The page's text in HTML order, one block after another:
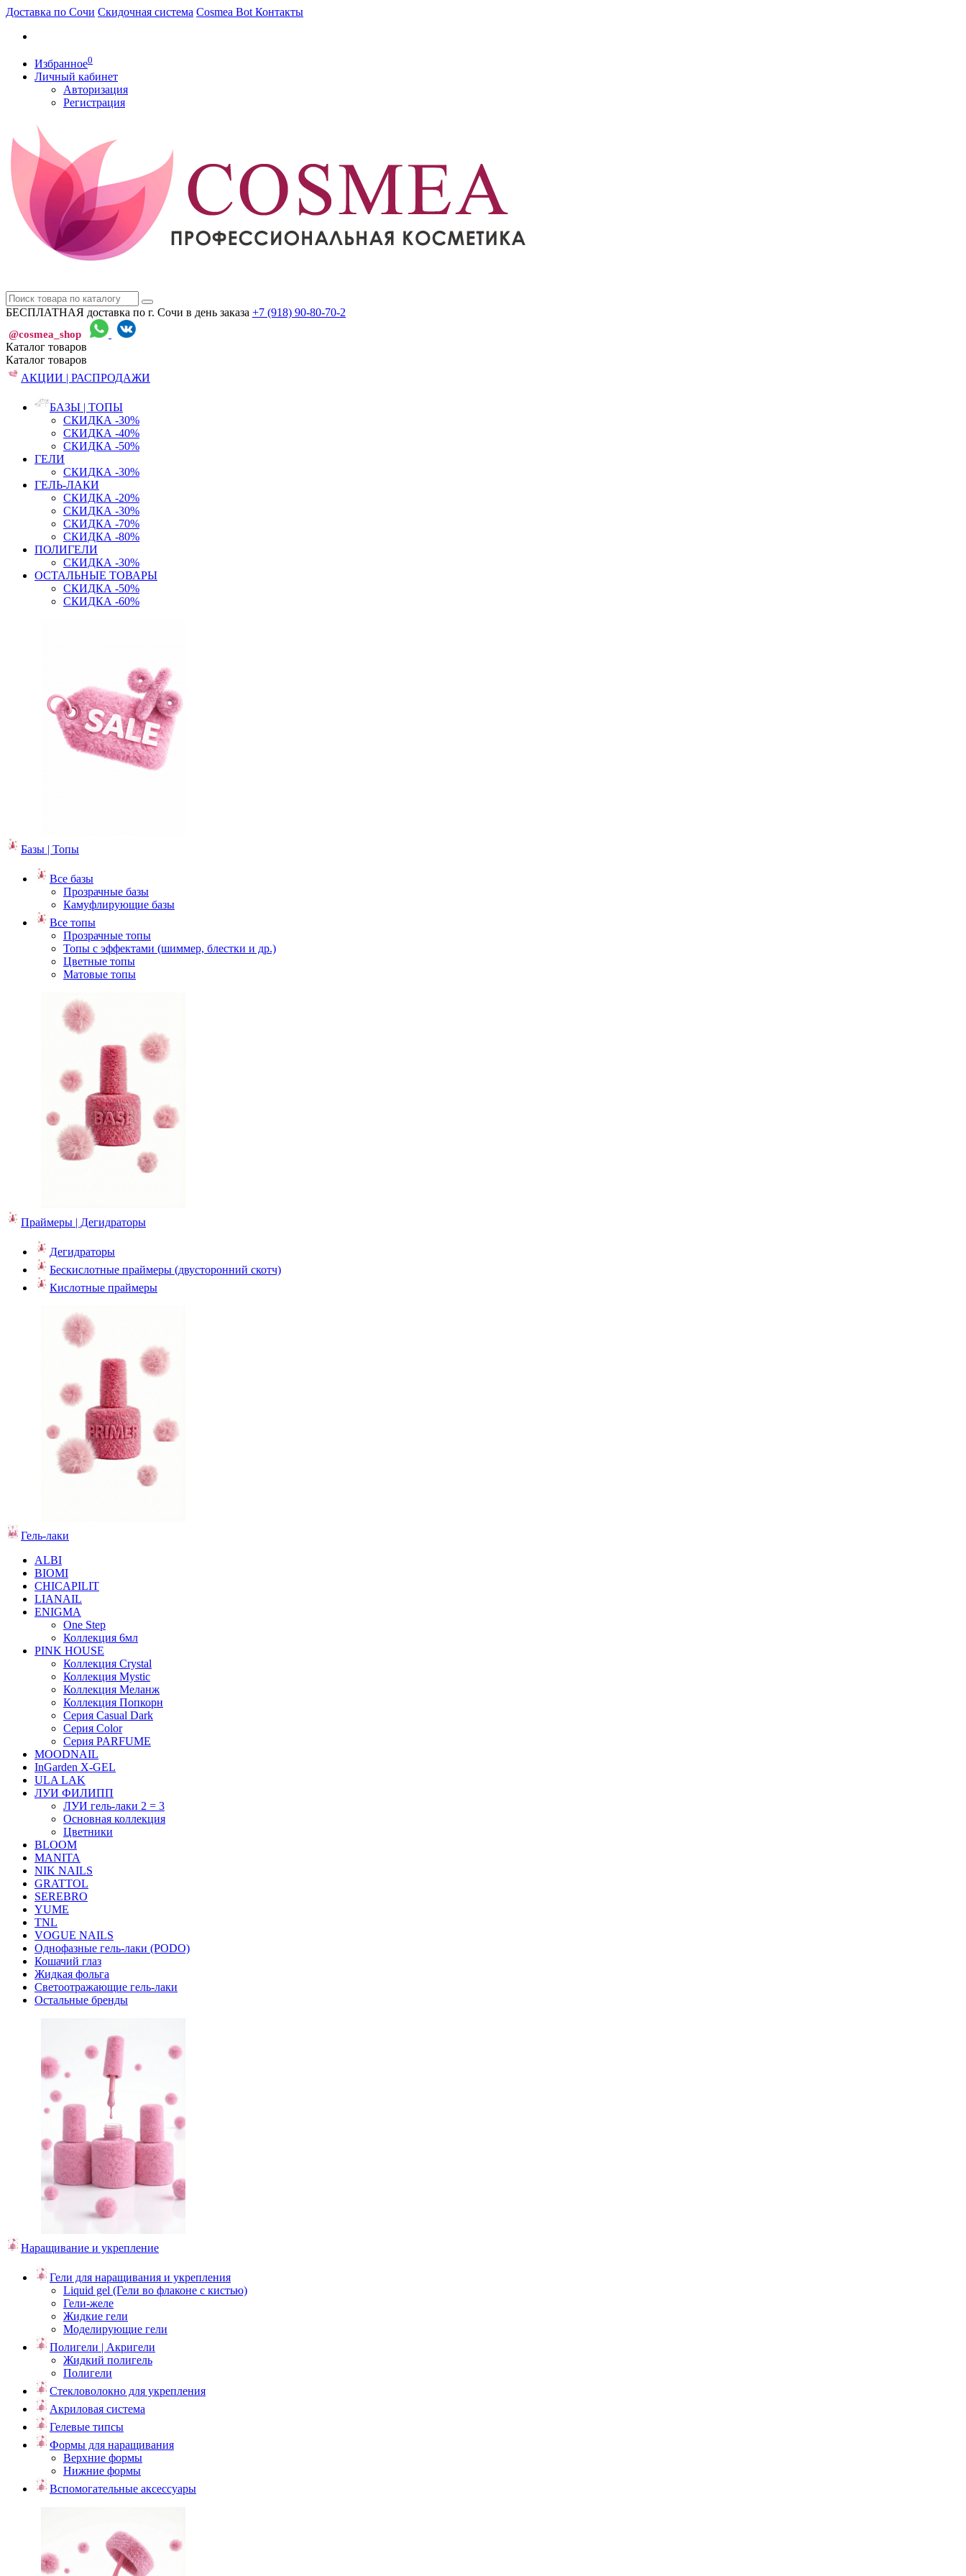
Доставка по Сочи Скидочная система Cosmea Bot Контакты
Избранное0
Личный кабинет
Авторизация
Регистрация
БЕСПЛАТНАЯ доставка по г. Сочи в день заказа +7 (918) 90-80-70-2
@cosmea_shop
Каталог товаров
Каталог товаров
АКЦИИ | РАСПРОДАЖИ
БАЗЫ | ТОПЫ
СКИДКА -30%
СКИДКА -40%
СКИДКА -50%
ГЕЛИ
СКИДКА -30%
ГЕЛЬ-ЛАКИ
СКИДКА -20%
СКИДКА -30%
СКИДКА -70%
СКИДКА -80%
ПОЛИГЕЛИ
СКИДКА -30%
ОСТАЛЬНЫЕ ТОВАРЫ
СКИДКА -50%
СКИДКА -60%
Базы | Топы
Все базы
Прозрачные базы
Камуфлирующие базы
Все топы
Прозрачные топы
Топы с эффектами (шиммер, блестки и др.)
Цветные топы
Матовые топы
Праймеры | Дегидраторы
Дегидраторы
Бескислотные праймеры (двусторонний скотч)
Кислотные праймеры
Гель-лаки
ALBI
BIOMI
CHICAPILIT
LIANAIL
ENIGMA
One Step
Коллекция 6мл
PINK HOUSE
Коллекция Crystal
Коллекция Mystic
Коллекция Меланж
Коллекция Попкорн
Серия Casual Dark
Серия Color
Серия PARFUME
MOODNAIL
InGarden X-GEL
ULA LAK
ЛУИ ФИЛИПП
ЛУИ гель-лаки 2 = 3
Основная коллекция
Цветники
BLOOM
MANITA
NIK NAILS
GRATTOL
SEREBRO
YUME
TNL
VOGUE NAILS
Однофазные гель-лаки (PODO)
Кошачий глаз
Жидкая фольга
Светоотражающие гель-лаки
Остальные бренды
Наращивание и укрепление
Гели для наращивания и укрепления
Liquid gel (Гели во флаконе с кистью)
Гели-желе
Жидкие гели
Моделирующие гели
Полигели | Акригели
Жидкий полигель
Полигели
Стекловолокно для укрепления
Акриловая система
Гелевые типсы
Формы для наращивания
Верхние формы
Нижние формы
Вспомогательные аксессуары